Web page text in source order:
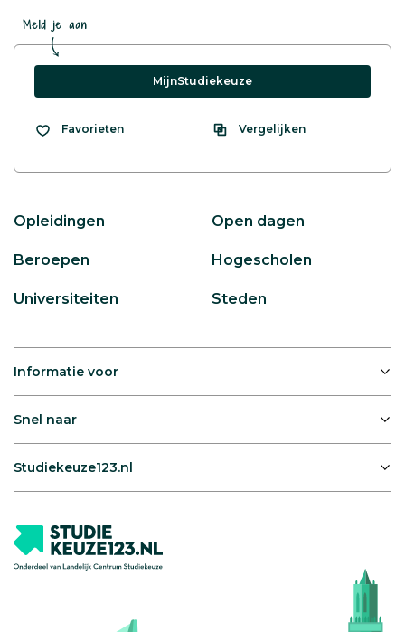
Meld je aan
MijnStudiekeuze
Favorieten Vergelijken
Opleidingen Open dagen
Beroepen Hogescholen
Universiteiten Steden
Informatie voor
Snel naar
Studiekeuze123.nl